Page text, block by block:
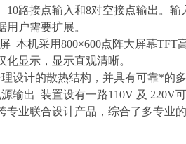
10路接点输入和8对空接点输出。
用户需要扩展。
本机采用800×600点阵大屏幕
化显示，显示直观清晰。
设计的散热结构，并具有可靠*的
输出 装置设有一路110V 及 220V
专业联合设计产品，综合了多专业